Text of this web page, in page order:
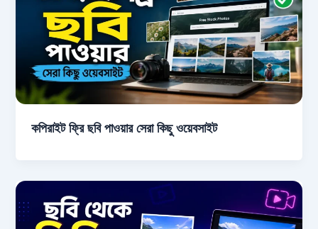
কপিরাইট ফ্রি ছবি পাওয়ার সেরা কিছু ওয়েবসাইট